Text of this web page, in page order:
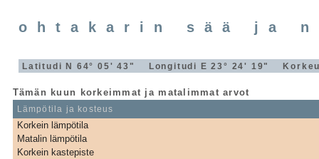
ohtakarin sää ja
Latitudi N 64° 05' 43" Longitudi E 23° 24' 19"
Tämän kuun korkeimmat ja matalimmat arvot
Lämpötila ja kosteus
Korkein lämpötila
Matalin lämpötila
Korkein kastepiste